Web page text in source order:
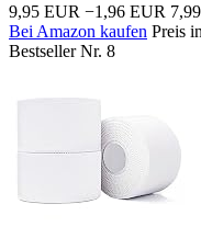
9,95 EUR −1,96 EUR
Bei Amazon kaufen Preis
Bestseller Nr. 8